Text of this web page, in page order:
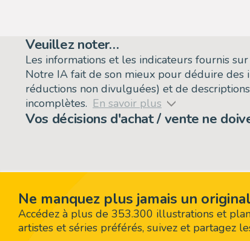
Veuillez noter…
Les informations et les indicateurs fournis
Notre IA fait de son mieux pour déduire
réductions non divulguées) et de
incomplètes. En savoir plus
Vos décisions d'achat / vente ne
Ne manquez plus jamais un
Accédez à plus de 353.300 illustrations et
artistes et séries préférés, suivez et partagez